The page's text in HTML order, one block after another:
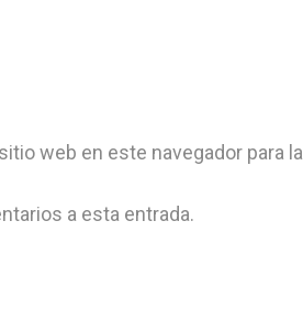
web en este navegador para la
a esta entrada.